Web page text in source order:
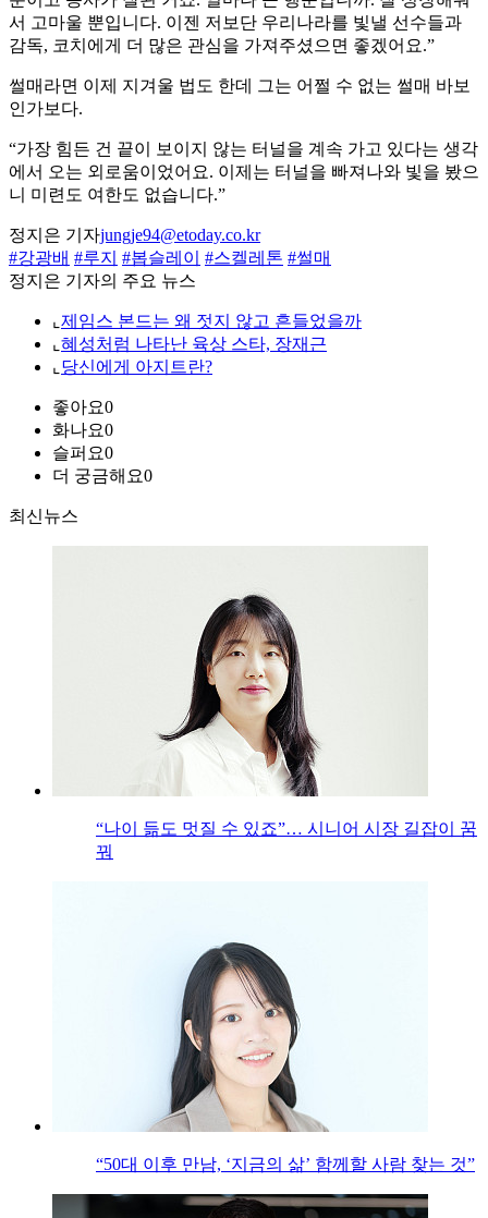
서 고마울 뿐입니다. 이젠 저보단 우리나라를 빛낼 선수들과
감독, 코치에게 더 많은 관심을 가져주셨으면 좋겠어요.”
썰매라면 이제 지겨울 법도 한데 그는 어쩔 수 없는 썰매 바보
인가보다.
“가장 힘든 건 끝이 보이지 않는 터널을 계속 가고 있다는 생각
에서 오는 외로움이었어요. 이제는 터널을 빠져나와 빛을 봤으
니 미련도 여한도 없습니다.”
정지은 기자jungje94@etoday.co.kr
#강광배 #루지 #봅슬레이 #스켈레톤 #썰매
정지은 기자의 주요 뉴스
⌞ 제임스 본드는 왜 젓지 않고 흔들었을까
⌞ 혜성처럼 나타난 육상 스타, 장재근
⌞ 당신에게 아지트란?
좋아요0
화나요0
슬퍼요0
더 궁금해요0
최신뉴스
“나이 듦도 멋질 수 있죠”… 시니어 시장 길잡이 꿈
꿔
“50대 이후 만남, ‘지금의 삶’ 함께할 사람 찾는 것”